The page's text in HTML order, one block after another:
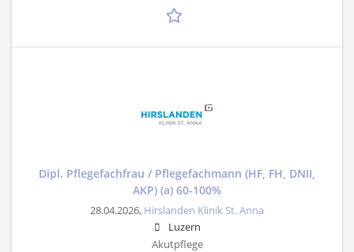
Dipl. Pflegefachfrau / Pflegefachmann (HF, FH, DNII,
AKP) (a) 60-100%
28.04.2026, Hirslanden Klinik St. Anna
Luzern
Akutpflege